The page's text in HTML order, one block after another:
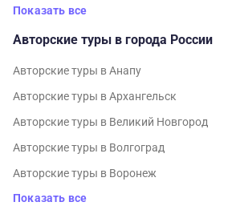
Показать все
Авторские туры в города России
Авторские туры в Анапу
Авторские туры в Архангельск
Авторские туры в Великий Новгород
Авторские туры в Волгоград
Авторские туры в Воронеж
Показать все